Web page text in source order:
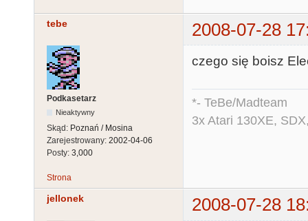
tebe 2008-07-28
Podkasetarz
Nieaktywny
Skąd: Poznań / Mosina
Zarejestrowany: 2002-04-06
Posty: 3,000
czego się boisz
*- TeBe/Madteam
3x Atari 130XE,
Strona
jellonek 2008-07-28